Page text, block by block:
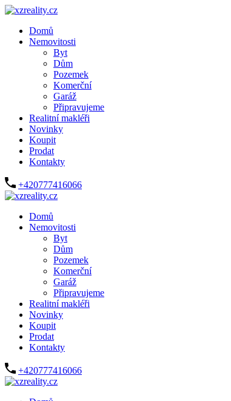
Domů
Nemovitosti
Byt
Dům
Pozemek
Komerční
Garáž
Připravujeme
Realitní makléři
Novinky
Koupit
Prodat
Kontakty
+420777416066
Domů
Nemovitosti
Byt
Dům
Pozemek
Komerční
Garáž
Připravujeme
Realitní makléři
Novinky
Koupit
Prodat
Kontakty
+420777416066